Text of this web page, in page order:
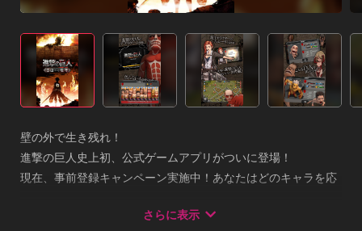
壁の外で生き残れ！
進撃の巨人史上初、公式ゲームアプリがついに登場！
現在、事前登録キャンペーン実施中！あなたはどのキャラを応
さらに表示